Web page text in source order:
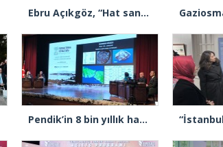
Ebru Açıkgöz, “Hat sanatı manevi bir yolculuktur”
Pendik’in 8 bin yıllık hafızası kayıt altında: Tarih ve kültür sempozyumda buluştu